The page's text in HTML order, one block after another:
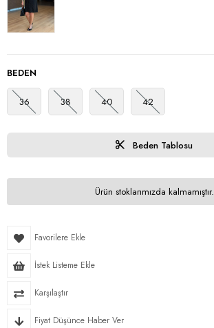
BEDEN
36 38 40 42
Beden Tablosu
Ürün stoklarımızda kalmamıştır.
Favorilere Ekle
İstek Listeme Ekle
Karşılaştır
Fiyat Düşünce Haber Ver